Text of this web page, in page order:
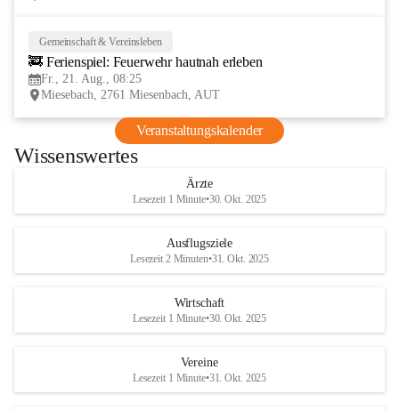
Gemeinschaft & Vereinsleben
🚒 Ferienspiel: Feuerwehr hautnah erleben
Fr., 21. Aug., 08:25
Miesebach, 2761 Miesenbach, AUT
Veranstaltungskalender
Wissenswertes
Ärzte
Lesezeit 1 Minute•30. Okt. 2025
Ausflugsziele
Lesezeit 2 Minuten•31. Okt. 2025
Wirtschaft
Lesezeit 1 Minute•30. Okt. 2025
Vereine
Lesezeit 1 Minute•31. Okt. 2025